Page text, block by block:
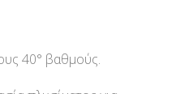
40° βαθμούς.